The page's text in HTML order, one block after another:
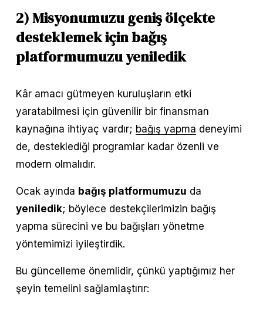
2) Misyonumuzu geniş ölçekte
desteklemek için bağış
platformumuzu yeniledik
Kâr amacı gütmeyen kuruluşların etki
yaratabilmesi için güvenilir bir finansman
kaynağına ihtiyaç vardır; bağış yapma deneyimi
de, desteklediği programlar kadar özenli ve
modern olmalıdır.
Ocak ayında bağış platformumuzu
yeniledik; böylece destekçilerimizin bağış
yapma sürecini ve bu bağışları yönetme
yöntemimizi iyileştirdik.
Bu güncelleme önemlidir, çünkü yaptığımız her
şeyin temelini sağlamlaştırır: